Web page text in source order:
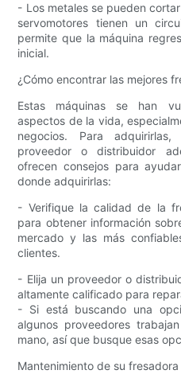
- Los metales se pueden
servomotores tienen un
permite que la máquina
inicial.
¿Cómo encontrar las mejores
Estas máquinas se han
aspectos de la vida,
negocios. Para
proveedor o distribuidor
ofrecen consejos para
donde adquirirlas:
- Verifique la calidad de la
para obtener información
mercado y las más
clientes.
- Elija un proveedor o
altamente calificado para
- Si está buscando una
algunos proveedores
mano, así que busque esas
Mantenimiento de su fresadora